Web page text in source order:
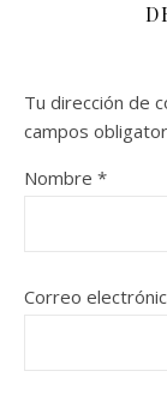
Tu dirección de
campos
Nombre *
Correo